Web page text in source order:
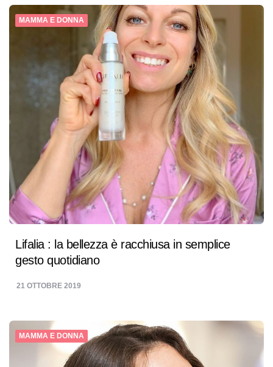
MAMMA E DONNA
Lifalia : la bellezza è racchiusa in semplice
gesto quotidiano
21 OTTOBRE 2019
MAMMA E DONNA